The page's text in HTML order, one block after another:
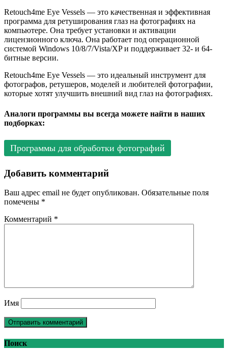
Retouch4me Eye Vessels — это качественная и эффективная
программа для ретуширования глаз на фотографиях на
компьютере. Она требует установки и активации
лицензионного ключа. Она работает под операционной
системой Windows 10/8/7/Vista/XP и поддерживает 32- и 64-
битные версии.
Retouch4me Eye Vessels — это идеальный инструмент для
фотографов, ретушеров, моделей и любителей фотографии,
которые хотят улучшить внешний вид глаз на фотографиях.
Аналоги программы вы всегда можете найти в наших
подборках:
Программы для обработки фотографий
Добавить комментарий
Ваш адрес email не будет опубликован. Обязательные поля
помечены *
Комментарий *
Имя
Поиск